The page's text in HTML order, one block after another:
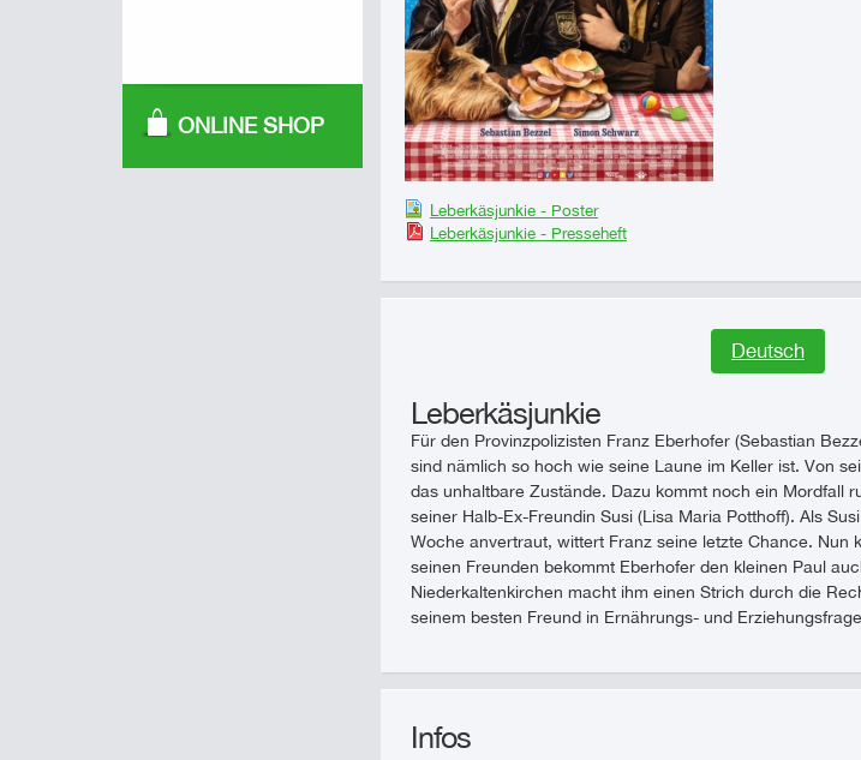
ONLINE SHOP
Leberkäsjunkie - Poster
Leberkäsjunkie - Presseheft
Deutsch
Leberkäsjunkie
Für den Provinzpolizisten Franz Eberhofer (Sebastian
sind nämlich so hoch wie seine Laune im Keller ist. Von
das unhaltbare Zustände. Dazu kommt noch ein Mordfall
seiner Halb-Ex-Freundin Susi (Lisa Maria Potthoff). Als
Woche anvertraut, wittert Franz seine letzte Chance.
seinen Freunden bekommt Eberhofer den kleinen Paul
Niederkaltenkirchen macht ihm einen Strich durch die
seinem besten Freund in Ernährungs- und
Infos